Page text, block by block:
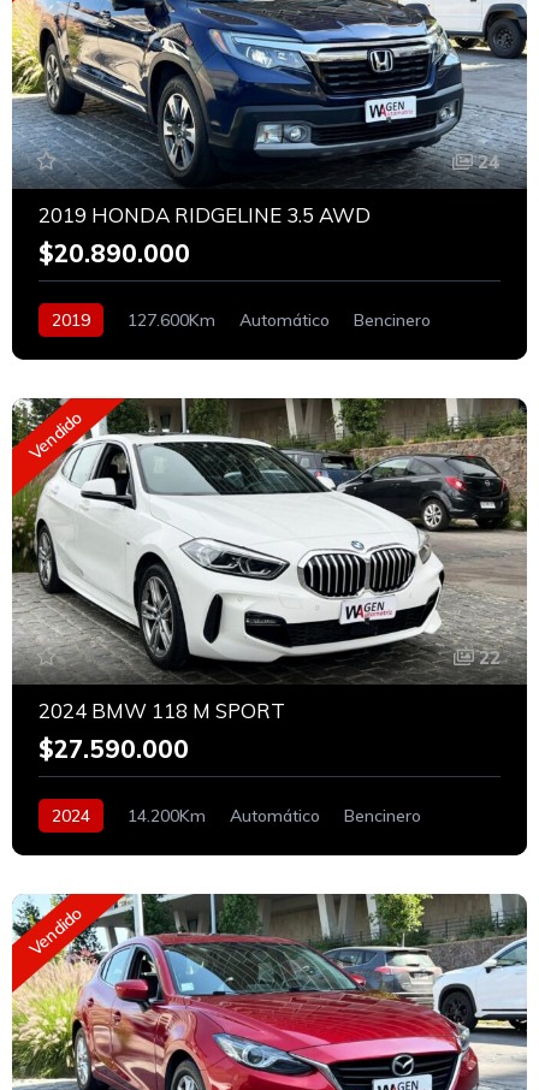
24
2019 HONDA RIDGELINE 3.5 AWD
$20.890.000
2019 127.600Km Automático Bencinero
Vendido
22
2024 BMW 118 M SPORT
$27.590.000
2024 14.200Km Automático
Bencinero
Vendido